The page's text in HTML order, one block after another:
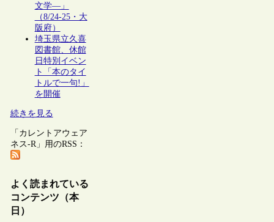
文学―」
（8/24-25・大
阪府）
埼玉県立久喜
図書館、休館
日特別イベン
ト「本のタイ
トルで一句!」
を開催
続きを見る
「カレントアウェア
ネス-R」用のRSS：
よく読まれている
コンテンツ（本
日）